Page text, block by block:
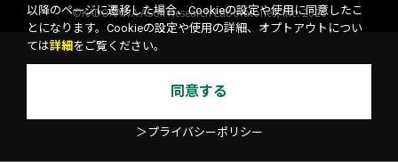
©KADOKAWA ASCII Research Laboratories, Inc. 2026
以降のページに遷移した場合、Cookieの設定や使用に同意したこ
とになります。Cookieの設定や使用の詳細、オプトアウトについ
ては詳細 をご覧ください。
同意する
＞プライバシーポリシー